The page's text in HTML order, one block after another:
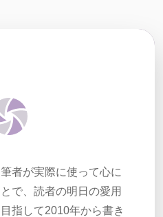
者が実際に使って心に
で、読者の明日の愛用
指して2010年から書き